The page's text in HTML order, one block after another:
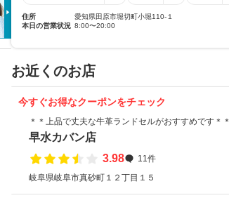
住所
愛知県田原市堀切町小堀110-１
本日の営業状況 8:00〜20:00
お近くのお店
今すぐお得なクーポンをチェック
＊＊上品で丈夫な牛革ランドセルがおすすめです＊＊
早水カバン店
3.98
11件
岐阜県岐阜市真砂町１２丁目１５